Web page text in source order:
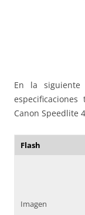
En la siguiente
Canon Speedlite
Flash
Imagen